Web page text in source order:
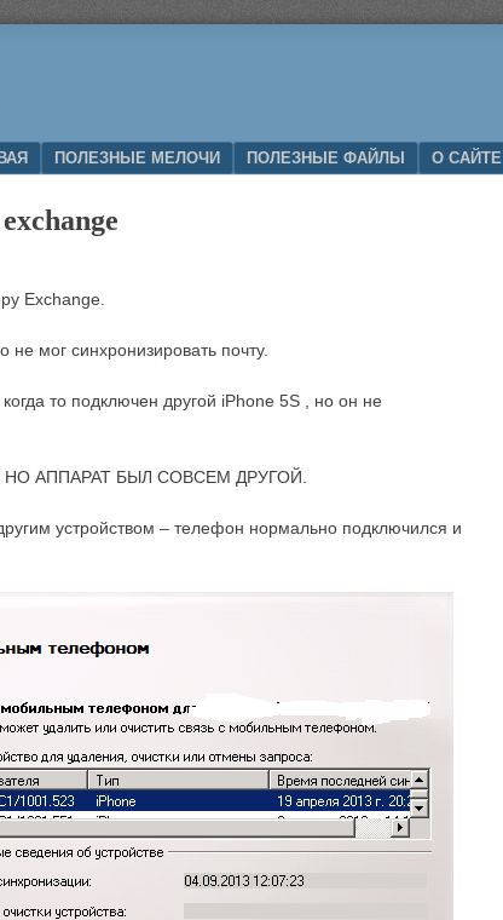
ПОЛЕЗНЫЕ МЕЛОЧИ ПОЛЕЗНЫЕ ФАЙЛЫ О САЙТЕ
Exchange.
мог синхронизировать почту.
то подключен другой iPhone 5S , но он не
НО АППАРАТ БЫЛ СОВСЕМ ДРУГОЙ.
устройством – телефон нормально подключился и